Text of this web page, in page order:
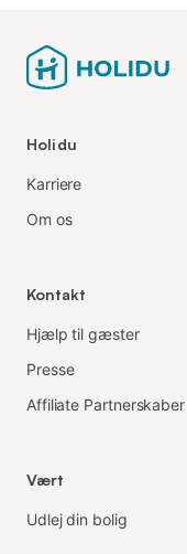
Holidu
Karriere
Om os
Kontakt
Hjælp til gæster
Presse
Affiliate Partnerskaber
Vært
Udlej din bolig